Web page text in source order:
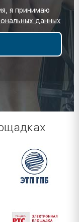
я принимаю
данных